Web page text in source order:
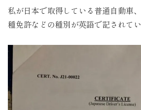
私が日本で取得している普通自動車
種免許などの種別が英語で記されてい